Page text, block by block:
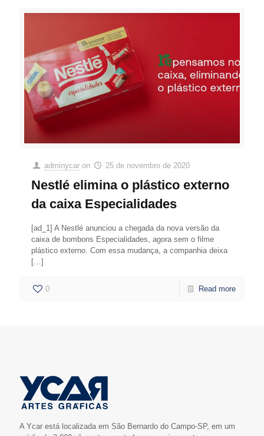
adminycar on 25 de novembro de 2020
Nestlé elimina o plástico externo
da caixa Especialidades
[ad_1] A Nestlé anunciou a chegada da nova versão da
caixa de bombons Especialidades, agora sem o filme
plástico externo. Com essa mudança, a companhia deixa
[…]
0 Read more
A Ycar está localizada em São Bernardo do Campo-SP, em um